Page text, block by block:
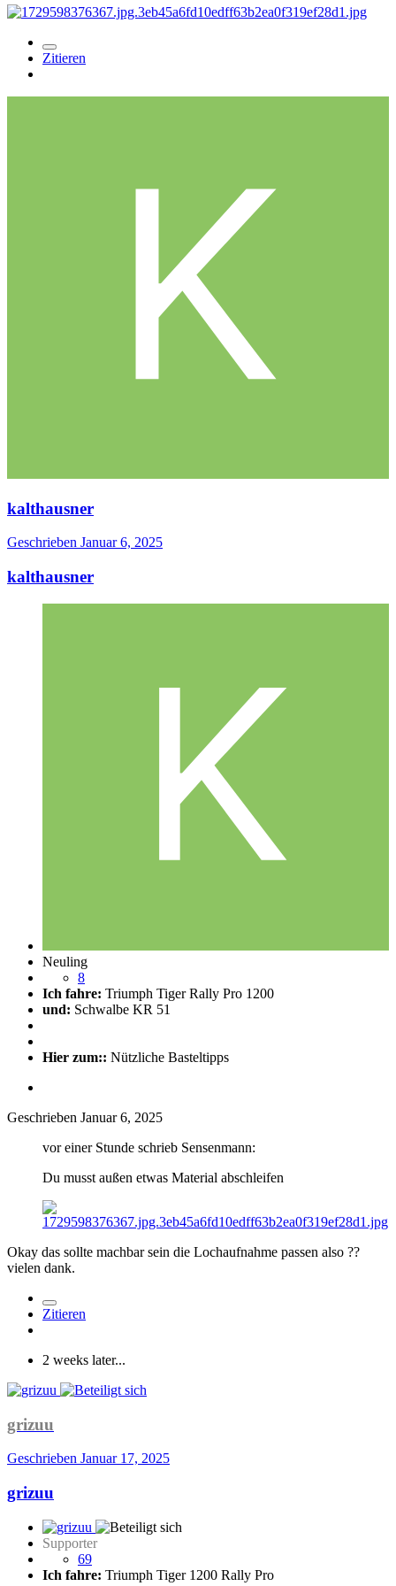
Zitieren
kalthausner
Geschrieben Januar 6, 2025
kalthausner
Neuling
8
Ich fahre: Triumph Tiger Rally Pro 1200
und: Schwalbe KR 51
Hier zum:: Nützliche Basteltipps
Geschrieben Januar 6, 2025
vor einer Stunde schrieb Sensenmann:
Du musst außen etwas Material abschleifen
Okay das sollte machbar sein die Lochaufnahme passen also ??
vielen dank.
Zitieren
2 weeks later...
grizuu
Geschrieben Januar 17, 2025
grizuu
Supporter
69
Ich fahre: Triumph Tiger 1200 Rally Pro